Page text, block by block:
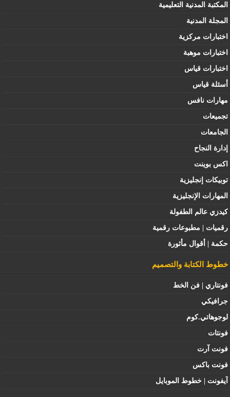
المكتبة المدنية التعليمية
المجلة المدنية
اختبارات مركزية
اختبارات موهبة
اختبارات قياس
أسئلة قياس
مهارات نافس
تجميعات
الجامعات
إدارة النجاح
اكس بوينت
توبيكات إنجليزية
المهارات الإنجليزية
كيدزي عالم الطفولة
رقميات | مطبوعات رقمية
حكمة | أقوال مأثورة
خطوط الكتابة والتصميم
فونتاري | فن الخط
جرافيكي
لوجوهاتي.كوم
فونتات
فونت آرت
فونت باكس
آيفونت | خطوط الموبايل